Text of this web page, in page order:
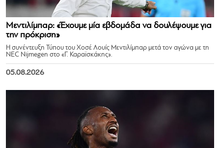
Μεντιλίμπαρ: «Έχουμε μία εβδομάδα να δουλέψουμε για
την πρόκριση»
Η συνέντευξη Τύπου του Χοσέ Λουίς Μεντιλίμπαρ μετά τον αγώνα με τη
NEC Nijmegen στο «Γ. Καραϊσκάκης».
05.08.2026